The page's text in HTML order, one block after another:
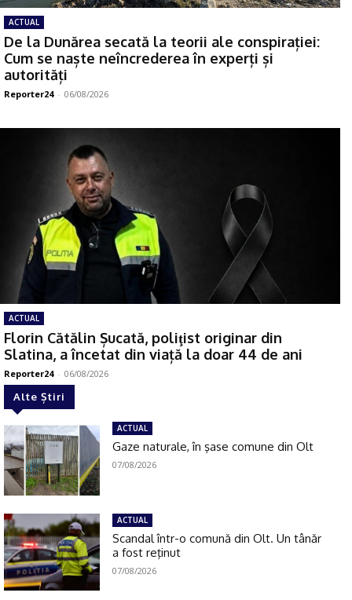
ACTUAL
De la Dunărea secată la teorii ale conspirației:
Cum se naște neîncrederea în experți și
autorități
Reporter24 - 06/08/2026
ACTUAL
Florin Cătălin Șucată, poliţist originar din
Slatina, a încetat din viață la doar 44 de ani
Reporter24 - 06/08/2026
Alte Știri
ACTUAL
Gaze naturale, în şase comune din Olt
07/08/2026
ACTUAL
Scandal într-o comună din Olt. Un tânăr
a fost reţinut
07/08/2026